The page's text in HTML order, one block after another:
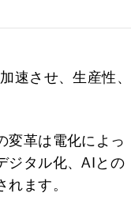
速させ、生産性、
変革は電化によっ
ジタル化、AIとの
ます。